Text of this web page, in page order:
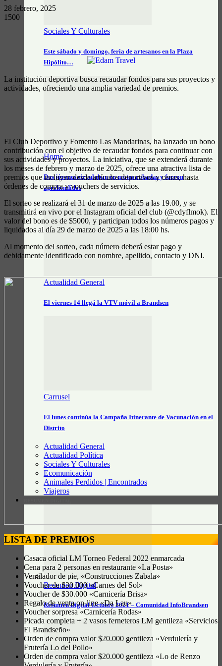
Sociales Y Culturales
Este sábado y domingo, feria de artesanos en la Plaza
Hipólito…
Home
Dos jóvenes circulaban en motos robadas y fueron
aprehendidos
Actualidad General
El viernes 14 llegá la VTV móvil a Brandsen
Carrusel
El lunes continúa la Campaña Itinerante de Vacunación en el
Distrito
Actualidad General
Actualidad Política
Sociales Y Culturales
Ecomunicación
Animales Perdidos | Encontrados
Viajeros
Resumen Digital
Resumen Digital Octubre 2021 – Comunidad InfoBrandsen
28 febrero, 2025
1500
La institución deportiva busca recaudar fondos para sus proyectos y
actividades, ofreciendo una amplia variedad de premios.
El Club Deportivo y Fomento Las Mandarinas, ha lanzado un bono
contribución con el objetivo de recaudar fondos para continuar con
sus actividades y proyectos. La iniciativa, que se extenderá durante
los meses de febrero y marzo de 2025, ofrece una atractiva lista de
premios que incluyen desde artículos deportivos y cenas, hasta
órdenes de compra y vouchers de servicios.
El sorteo se realizará el 31 de marzo de 2025 a las 19.00, y se
transmitirá en vivo por el Instagram oficial del club (@cdyflmok). El
valor del bono es de $5000, y participan todos los números pagos y
liquidados al día 29 de marzo de 2025 a las 18:00 hs.
Al momento del sorteo, cada número deberá estar pago y
debidamente identificado con nombre, apellido, contacto y DNI.
LISTA DE PREMIOS
Casaca oficial LM Torneo Federal 2022 enmarcada
Cena para 2 personas en restaurante «La Posta»
Ventilador de pie, «Construcciones Zabala»
Voucher de $30.000 «Carnes del Sol»
Voucher de $30.000 «Carnicería Brisa»
Regalo de venta on-line «Da Lau»
Voucher sorpresa «Carnicería Rodas»
Picada completa + 2 vasos ferneteros LM gentileza «Servicios
El Brandseño»
Orden de compra valor $20.000 gentileza «Verdulería y
Frutería Lo del Pollo»
Orden de compra valor $20.000 gentileza «Lo de Renzo